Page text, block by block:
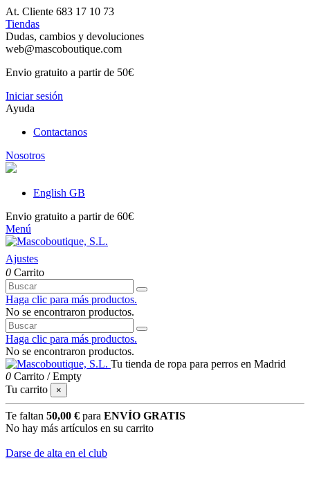
At. Cliente 683 17 10 73
Tiendas
Dudas, cambios y devoluciones
web@mascoboutique.com
Envio gratuito a partir de 50€
Iniciar sesión
Ayuda
Contactanos
Nosotros
English GB
Envio gratuito a partir de 60€
Menú
Ajustes
0 Carrito
Haga clic para más productos.
No se encontraron productos.
Haga clic para más productos.
No se encontraron productos.
Tu tienda de ropa para perros en Madrid
0 Carrito /Empty
Tu carrito
×
Te faltan 50,00 € para ENVÍO GRATIS
No hay más artículos en su carrito
Darse de alta en el club